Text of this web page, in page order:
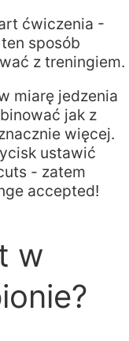
ćwiczenia -
sposób
z treningiem.
miarę jedzenia
jak z
więcej.
ustawić
- zatem
accepted!
w